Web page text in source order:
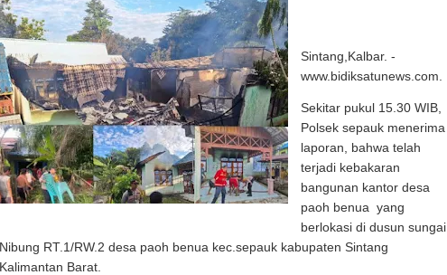
Sintang,Kalbar. -
www.bidiksatunews.com.
Sekitar pukul 15.30 WIB,
Polsek sepauk menerima
laporan, bahwa telah
terjadi kebakaran
bangunan kantor desa
paoh benua yang
berlokasi di dusun sungai
Nibung RT.1/RW.2 desa paoh benua kec.sepauk kabupaten Sintang
Kalimantan Barat.